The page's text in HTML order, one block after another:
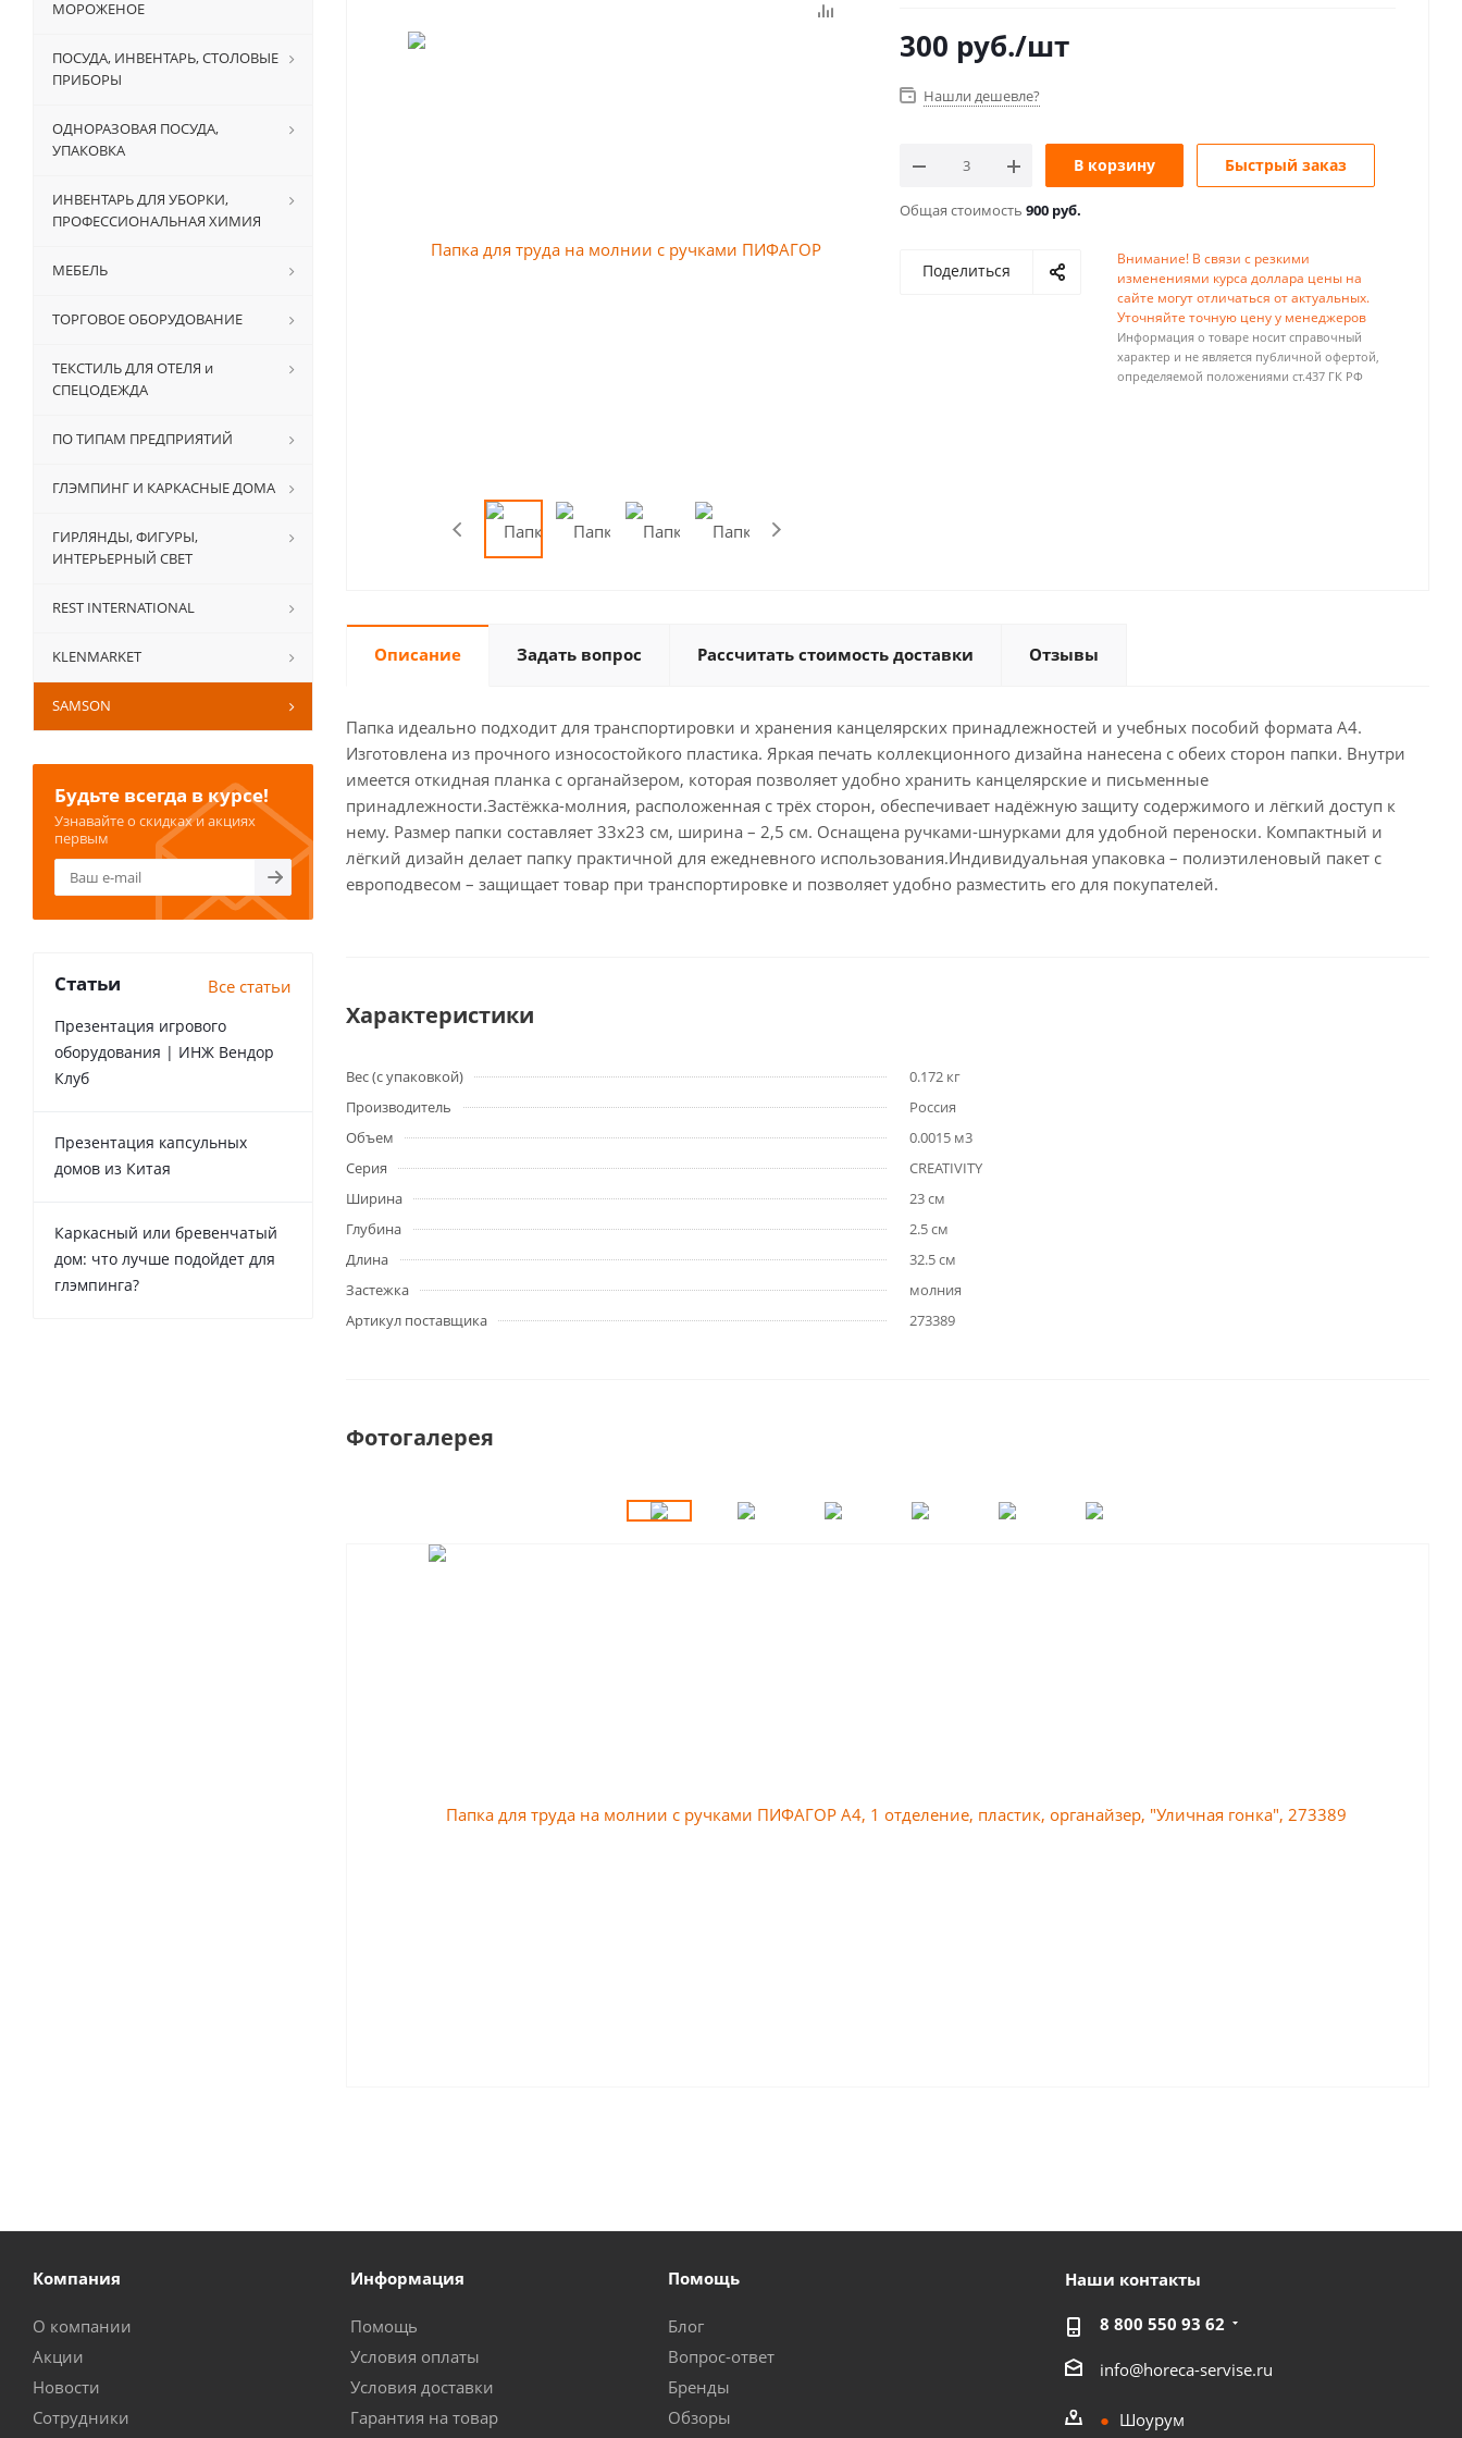
300 руб./шт
Нашли дешевле?
В корзину Быстрый заказ
Общая стоимость 900 руб.
Поделиться
Внимание! В связи с резкими
изменениями курса доллара цены на
сайте могут отличаться от актуальных.
Уточняйте точную цену у менеджеров
Информация о товаре носит справочный
характер и не является публичной офертой,
определяемой положениями ст.437 ГК РФ
Описание Задать вопрос Рассчитать стоимость доставки Отзывы
Папка идеально подходит для транспортировки и хранения канцелярских принадлежностей и учебных пособий формата А4.
Изготовлена из прочного износостойкого пластика. Яркая печать коллекционного дизайна нанесена с обеих сторон папки. Внутри
имеется откидная планка с органайзером, которая позволяет удобно хранить канцелярские и письменные
принадлежности.Застёжка-молния, расположенная с трёх сторон, обеспечивает надёжную защиту содержимого и лёгкий доступ к
нему. Размер папки составляет 33х23 см, ширина – 2,5 см. Оснащена ручками-шнурками для удобной переноски. Компактный и
лёгкий дизайн делает папку практичной для ежедневного использования.Индивидуальная упаковка – полиэтиленовый пакет с
европодвесом – защищает товар при транспортировке и позволяет удобно разместить его для покупателей.
Характеристики
Вес (с упаковкой)
0.172 кг
Производитель
Россия
Объем
0.0015 м3
Серия
CREATIVITY
Ширина
23 см
Глубина
2.5 см
Длина
32.5 см
Застежка
молния
Артикул поставщика
273389
Фотогалерея
МОРОЖЕНОЕ
ПОСУДА, ИНВЕНТАРЬ, СТОЛОВЫЕ
ПРИБОРЫ
ОДНОРАЗОВАЯ ПОСУДА,
УПАКОВКА
ИНВЕНТАРЬ ДЛЯ УБОРКИ,
ПРОФЕССИОНАЛЬНАЯ ХИМИЯ
МЕБЕЛЬ
ТОРГОВОЕ ОБОРУДОВАНИЕ
ТЕКСТИЛЬ ДЛЯ ОТЕЛЯ и
СПЕЦОДЕЖДА
ПО ТИПАМ ПРЕДПРИЯТИЙ
ГЛЭМПИНГ И КАРКАСНЫЕ ДОМА
ГИРЛЯНДЫ, ФИГУРЫ,
ИНТЕРЬЕРНЫЙ СВЕТ
REST INTERNATIONAL
KLENMARKET
SAMSON
Будьте всегда в курсе!
Узнавайте о скидках и акциях
первым
Статьи Все статьи
Презентация игрового
оборудования | ИНЖ Вендор
Клуб
Презентация капсульных
домов из Китая
Каркасный или бревенчатый
дом: что лучше подойдет для
глэмпинга?
Компания
О компании
Акции
Новости
Сотрудники
Информация
Помощь
Условия оплаты
Условия доставки
Гарантия на товар
Помощь
Блог
Вопрос-ответ
Бренды
Обзоры
Наши контакты
8 800 550 93 62
info@horeca-servise.ru
Шоурум